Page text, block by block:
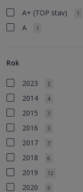
A+ (TOP stav) 1
A 1
Rok
2023 2
2014 4
2015 7
2016 3
2017 7
2018 6
2019 12
2020 5